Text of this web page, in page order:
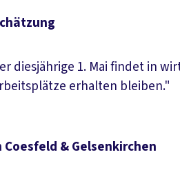
diesjährige 1. Mai findet in
erhalten bleiben."
& Gelsenkirchen